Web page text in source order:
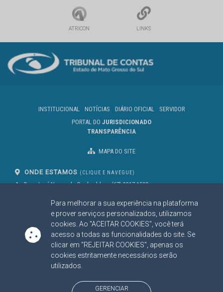
Para melhorar a sua experiência na plataforma
e prover serviços personalizados, utilizamos
cookies. Ao "ACEITAR COOKIES", você terá
acesso a todas as funcionalidades do site. Se
clicar em "REJEITAR COOKIES", apenas os
cookies estritamente necessários serão
utilizados.
GERENCIAR
ATRICON LINKS
INSTITUCIONAL NOTÍCIAS DIÁRIO OFICIAL
SERVIDOR
PORTAL DO JURISDICIONADO
TRANSPARÊNCIA
MAPA DO SITE
ONDE ESTAMOS (CLIQUE E NAVEGUE)
Av. Des. José Nunes da Cunha, bloco
Campo Grande/MS
CEP: 79031-310
(67) 3317-1500
SIGA NOSSAS REDES SOCIAIS
Linked InYoutube
Facebook
X
BAIXE NOSSO APLICATIVO